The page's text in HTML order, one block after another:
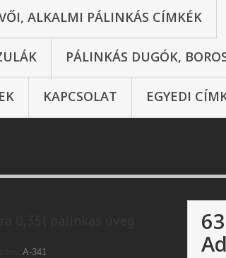
ALKALMI PÁLINKÁS CÍMKÉK
PÁLINKÁS DUGÓK,
KAPCSOLAT EGYEDI
A-341